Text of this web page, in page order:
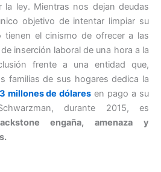
la ley. Mientras nos dejan deudas
objetivo de intentar limpiar su
tienen el cinismo de ofrecer a las
inserción laboral de una hora a la
frente a una entidad que,
familias de sus hogares dedica la
millones de dólares en pago a su
durante 2015, es
engaña, amenaza y